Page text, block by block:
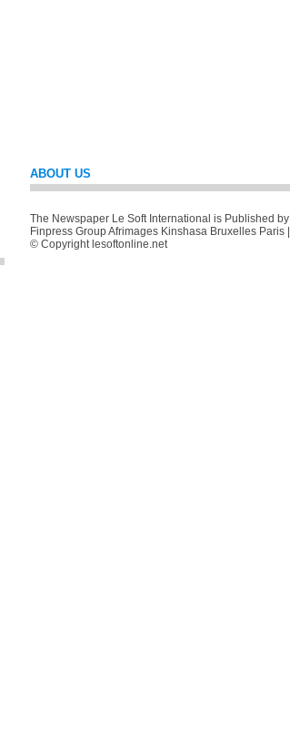
ABOUT US
The Newspaper Le Soft International is Published by
Finpress Group Afrimages Kinshasa Bruxelles Paris |
© Copyright lesoftonline.net